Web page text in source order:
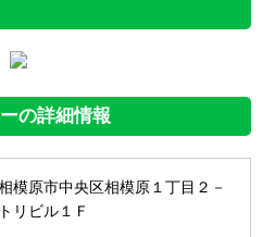
の詳細情報
模原市中央区相模原１丁目２－
リビル１Ｆ